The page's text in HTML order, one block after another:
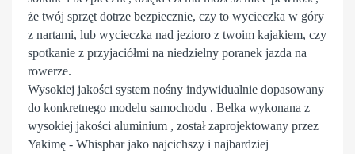
że twój sprzęt dotrze bezpiecznie, czy to wycieczka w góry
z nartami, lub wycieczka nad jezioro z twoim kajakiem, czy
spotkanie z przyjaciółmi na niedzielny poranek jazda na
rowerze.
Wysokiej jakości system nośny indywidualnie dopasowany
do konkretnego modelu samochodu . Belka wykonana z
wysokiej jakości aluminium , został zaprojektowany przez
Yakimę - Whispbar jako najcichszy i najbardziej